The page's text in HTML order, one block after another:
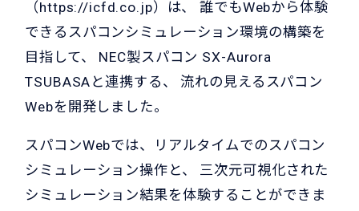
（https://icfd.co.jp）は、 誰でもWebから体験
できるスパコンシミュレーション環境の構築を
目指して、 NEC製スパコン SX-Aurora
TSUBASAと連携する、 流れの見えるスパコン
Webを開発しました。
スパコンWebでは、リアルタイムでのスパコン
シミュレーション操作と、 三次元可視化された
シミュレーション結果を体験することができま